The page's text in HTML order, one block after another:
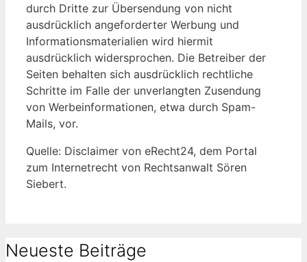
durch Dritte zur Übersendung von nicht
ausdrücklich angeforderter Werbung und
Informationsmaterialien wird hiermit
ausdrücklich widersprochen. Die Betreiber der
Seiten behalten sich ausdrücklich rechtliche
Schritte im Falle der unverlangten Zusendung
von Werbeinformationen, etwa durch Spam-
Mails, vor.
Quelle: Disclaimer von eRecht24, dem Portal
zum Internetrecht von Rechtsanwalt Sören
Siebert.
Neueste Beiträge